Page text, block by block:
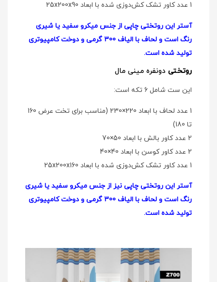
1 عدد کاور تشک کش‌دوزی شده با ابعاد 25x200x90
آستر این روتختی چاپی از جنس میکرو سفید یا شیری
رنگ است و لحاف با الیاف 300 گرمی و دوخت کامپیوتری
تولید شده است.
روتختی دو‌نفره مینی مال
این ست شامل 6 تکه است:
1 عدد لحاف با ابعاد 220×230 (مناسب برای تخت عرض 160
تا 180)
2 عدد کاور بالش با ابعاد 50×70
2 عدد کاور کوسن با ابعاد 40×40
1 عدد کاور تشک کش‌دوزی شده با ابعاد 25x200x160
آستر این روتختی چاپی نیز از جنس میکرو سفید یا شیری
رنگ است و لحاف با الیاف 300 گرمی و دوخت کامپیوتری
تولید شده است.